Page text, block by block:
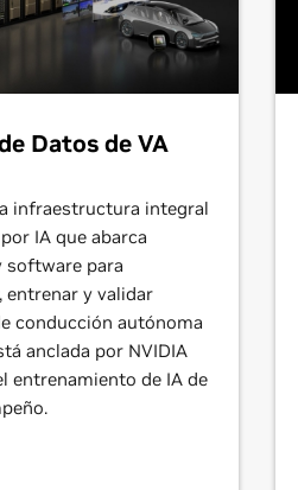
Datos de VA
infraestructura integral
IA que abarca
software para
entrenar y validar
conducción autónoma
anclada por NVIDIA
entrenamiento de IA de